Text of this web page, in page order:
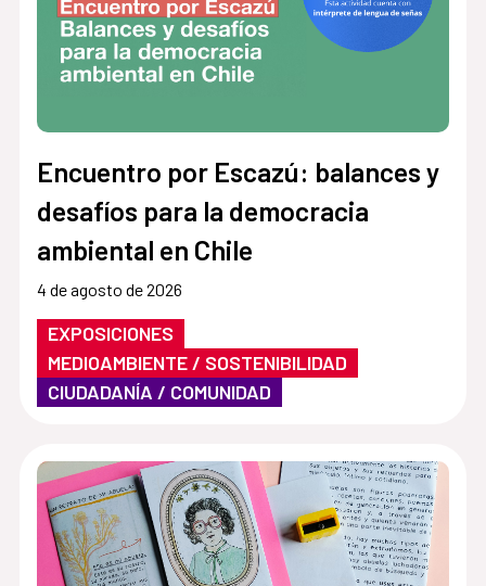
Encuentro por Escazú: balances y
desafíos para la democracia
ambiental en Chile
4 de agosto de 2026
EXPOSICIONES
MEDIOAMBIENTE / SOSTENIBILIDAD
CIUDADANÍA / COMUNIDAD